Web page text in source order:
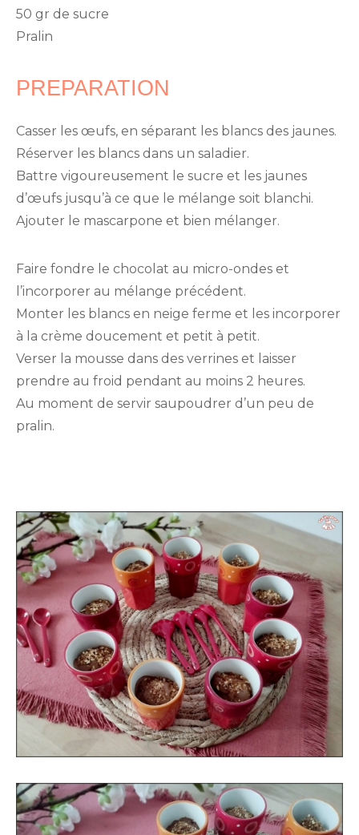
50 gr de sucre
Pralin
PREPARATION
Casser les œufs, en séparant les blancs des jaunes.
Réserver les blancs dans un saladier.
Battre vigoureusement le sucre et les jaunes
d’œufs jusqu’à ce que le mélange soit blanchi.
Ajouter le mascarpone et bien mélanger.
Faire fondre le chocolat au micro-ondes et
l’incorporer au mélange précédent.
Monter les blancs en neige ferme et les incorporer
à la crème doucement et petit à petit.
Verser la mousse dans des verrines et laisser
prendre au froid pendant au moins 2 heures.
Au moment de servir saupoudrer d’un peu de
pralin.